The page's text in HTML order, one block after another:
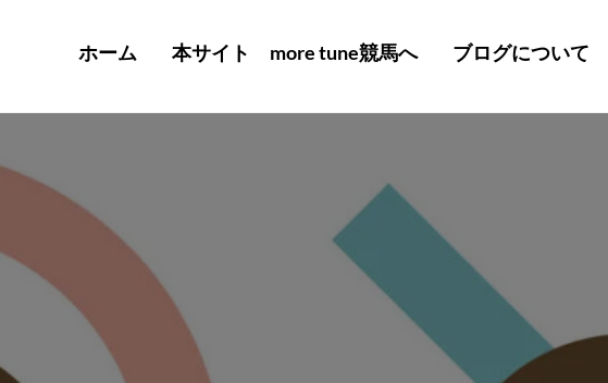
ホーム 本サイト more tune競馬へ ブログについて